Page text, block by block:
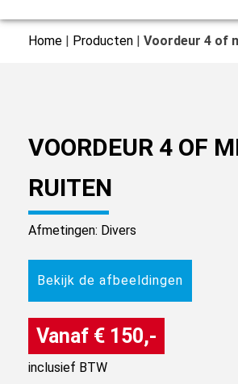
Home | Producten | Voordeur 4 of
VOORDEUR 4 OF
RUITEN
Afmetingen: Divers
Bekijk de afbeeldingen
Vanaf € 150,-
inclusief BTW